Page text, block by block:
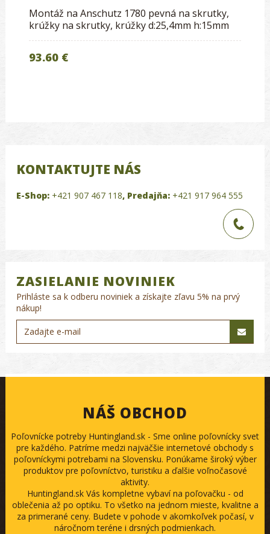
Montáž na Anschutz 1780 pevná na skrutky,
krúžky na skrutky, krúžky d:25,4mm h:15mm
93.60 €
KONTAKTUJTE NÁS
E-Shop: +421 907 467 118, Predajňa: +421 917 964 555
ZASIELANIE NOVINIEK
Prihláste sa k odberu noviniek a získajte zľavu 5% na prvý
nákup!
NÁŠ OBCHOD
Poľovnícke potreby Huntingland.sk - Sme online poľovnícky svet
pre každého. Patríme medzi najväčšie internetové obchody s
poľovníckymi potrebami na Slovensku. Ponúkame široký výber
produktov pre poľovníctvo, turistiku a ďalšie voľnočasové
aktivity.
Huntingland.sk Vás kompletne vybaví na poľovačku - od
oblečenia až po optiku. To všetko na jednom mieste, kvalitne a
za primerané ceny. Budete v pohode v akomkoľvek počasí, v
náročnom teréne i drsných podmienkach.